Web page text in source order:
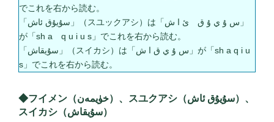
でこれを右から読む。
「سۇيۇق ئاش」（スユックアシ）は「س ۇ ي ۇ ق ئ ا ش」
が「sh a q u i u s」でこれを右から読む。
「سۇيقاش」（スイカシ）は「س ۇ ي ق ا ش」が「sh a q i u
s」でこれを右から読む。
◆フイメン（خۈيمەن）、スユクアシ（سۇيۇق ئاش）、
スイカシ（سۇيقاش）